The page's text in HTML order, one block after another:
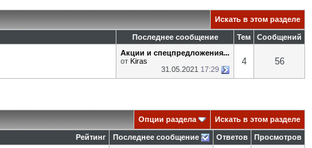
Искать в этом разделе
Последнее сообщение Тем Сообщений
Акции и спецпредложения...
от Kiras
31.05.2021 17:29
4 56
Опции раздела Искать в этом разделе
Рейтинг Последнее сообщение Ответов Просмотров